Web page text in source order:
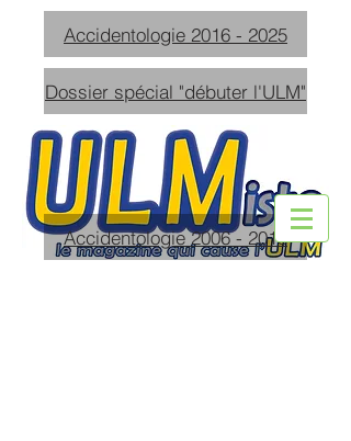
Accidentologie 2016 - 2025
Dossier spécial "débuter l'ULM"
Accidentologie 2006 - 2015